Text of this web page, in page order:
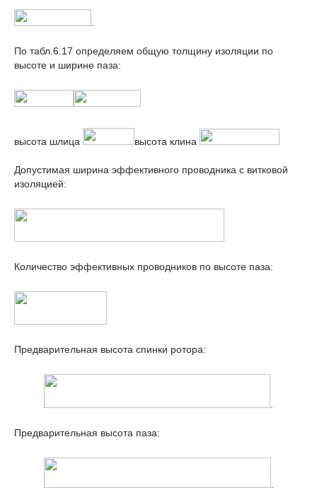
По табл.6.17 определяем общую толщину изоляции по
высоте и ширине паза:
высота шлица высота клина
Допустимая ширина эффективного проводника с витковой
изоляцией:
Количество эффективных проводников по высоте паза:
Предварительная высота спинки ротора:
Предварительная высота паза: